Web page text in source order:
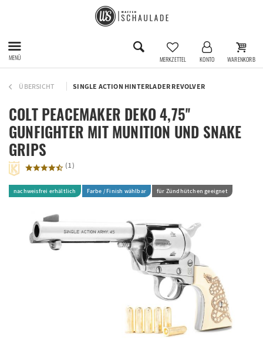
MENÜ MERKZETTEL KONTO WARENKORB
ÜBERSICHT SINGLE ACTION HINTERLADER REVOLVER
COLT PEACEMAKER DEKO 4,75''
GUNFIGHTER MIT MUNITION UND SNAKE
GRIPS
(1)
nachweisfrei erhältlich Farbe / Finish wählbar für Zündhütchen geeignet